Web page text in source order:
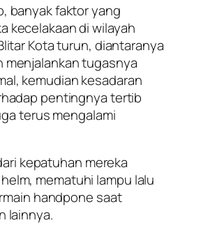
banyak faktor yang
kecelakaan di wilayah
Kota turun, diantaranya
menjalankan tugasnya
kemudian kesadaran
pentingnya tertib
terus mengalami
kepatuhan mereka
mematuhi lampu lalu
handpone saat
lainnya.